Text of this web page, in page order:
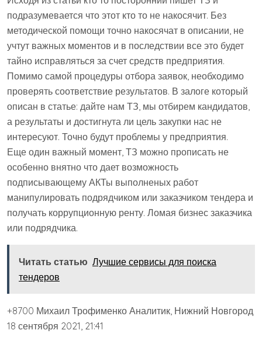
подразумевается что этот кто то не накосячит. Без
методической помощи точно накосячат в описании, не
учтут важных моментов и в последствии все это будет
тайно исправляться за счет средств предприятия.
Помимо самой процедуры отбора заявок, необходимо
проверять соответствие результатов. В залоге который
описан в статье: дайте нам ТЗ, мы отбирем кандидатов,
а результаты и достигнута ли цель закупки нас не
интересуют. Точно будут проблемы у предприятия.
Еще один важный момент, ТЗ можно прописать не
особенно внятно что дает возможность
подписывающему АКТы выполненых работ
манипулировать подрядчиком или заказчиком тендера и
получать коррупционную ренту. Ломая бизнес заказчика
или подрядчика.
Читать статью Лучшие сервисы для поиска
тендеров
+8700 Михаил Трофименко Аналитик, Нижний Новгород
18 сентября 2021, 21:41